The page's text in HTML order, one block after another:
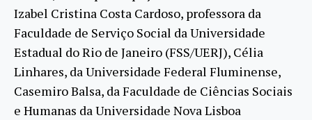
Izabel Cristina Costa Cardoso, professora da
Faculdade de Serviço Social da Universidade
Estadual do Rio de Janeiro (FSS/UERJ), Célia
Linhares, da Universidade Federal Fluminense,
Casemiro Balsa, da Faculdade de Ciências Sociais
e Humanas da Universidade Nova Lisboa